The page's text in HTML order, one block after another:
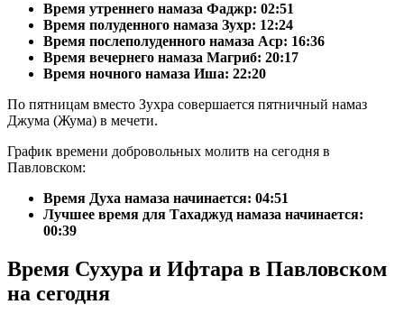
Время утреннего намаза Фаджр: 02:51
Время полуденного намаза Зухр: 12:24
Время послеполуденного намаза Аср: 16:36
Время вечернего намаза Магриб: 20:17
Время ночного намаза Иша: 22:20
По пятницам вместо Зухра совершается пятничный намаз
Джума (Жума) в мечети.
График времени добровольных молитв на сегодня в
Павловском:
Время Духа намаза начинается: 04:51
Лучшее время для Тахаджуд намаза начинается:
00:39
Время Сухура и Ифтара в Павловском
на сегодня